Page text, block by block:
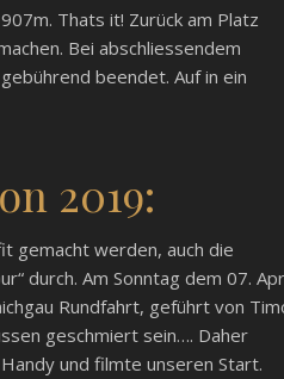
Thats it! Zurück am Platz
Bei abschliessendem
beendet. Auf in ein
2019:
gemacht werden, auch die
durch. Am Sonntag dem 07.
Rundfahrt, geführt von
geschmiert sein…. Daher
und filmte unseren Start.